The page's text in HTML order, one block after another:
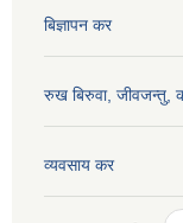
बिज्ञापन कर
रुख बिरुवा, जीवजन्तु,
व्यवसाय कर